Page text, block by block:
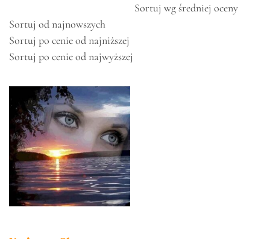
Sortuj wg średniej oceny
Sortuj od najnowszych
Sortuj po cenie od najniższej
Sortuj po cenie od najwyższej